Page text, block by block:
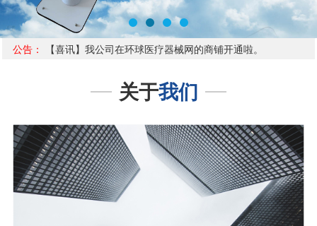
公告： 【喜讯】我公司在环球医疗器械网的商铺开通啦。
关于我们